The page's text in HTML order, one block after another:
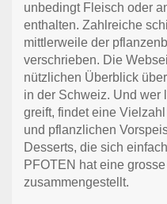
unbedingt Fleisch oder
enthalten. Zahlreiche
mittlerweile der
verschrieben. Die
nützlichen Überblick
in der Schweiz. Und wer
greift, findet eine
und pflanzlichen
Desserts, die sich
PFOTEN hat eine
zusammengestellt.